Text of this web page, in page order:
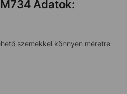
Adatok:
szemekkel könnyen méretre